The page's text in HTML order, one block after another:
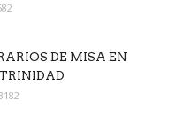
DE MISA EN